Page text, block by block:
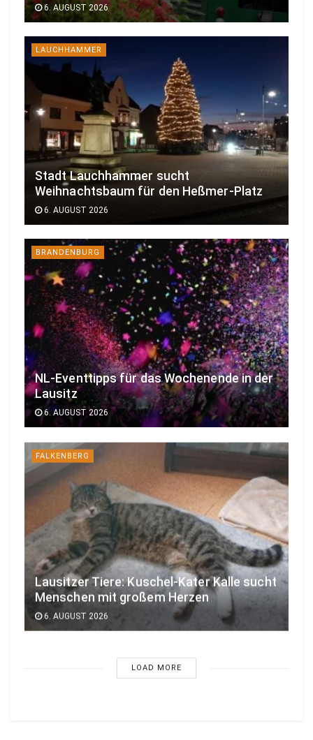
6. AUGUST 2026
LAUCHHAMMER
Stadt Lauchhammer sucht
Weihnachtsbaum für den Heßmer-Platz
6. AUGUST 2026
BRANDENBURG
NL-Eventtipps für das Wochenende in der
Lausitz
6. AUGUST 2026
FALKENBERG
Lausitzer Tiere: Kuschel-Kater Kalle sucht
Menschen mit großem Herzen
6. AUGUST 2026
LOAD MORE